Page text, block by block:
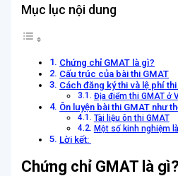
Mục lục nội dung
Chứng chỉ GMAT là gì?
Cấu trúc của bài thi GMAT
Cách đăng ký thi và lệ phí
Địa điểm thi GMAT ở
Ôn luyện bài thi GMAT như
Tài liệu ôn thi GMAT
Một số kinh nghiệm
Lời kết:
Chứng chỉ GMAT là gì?